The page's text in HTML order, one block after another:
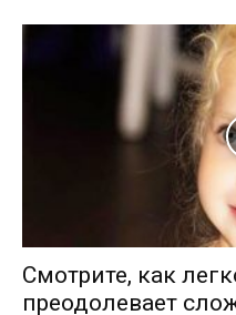
Смотрите, как
преодолевает